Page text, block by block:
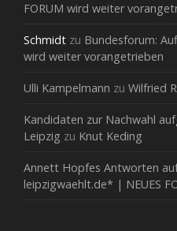
FORUM wird weiter
Schmidt zu Bundesforum:
wird weiter vorangetrieben
Ulli Kampelmann zu Wilfried
Kandidaten zur Nachwahl
Leipzig zu Knut Keding
Annett Hopfes Antworten
leipzigwaehlt.de* | NEUES